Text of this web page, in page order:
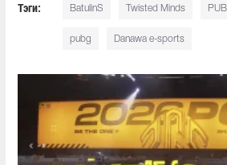
Тэги: BatulinS Twisted Minds
pubg Danawa e-sports